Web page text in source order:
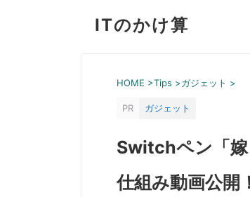
ITのかけ算
HOME >Tips >ガジェット >
PR ガジェット
Switchペン「嫁
仕組み動画公開！